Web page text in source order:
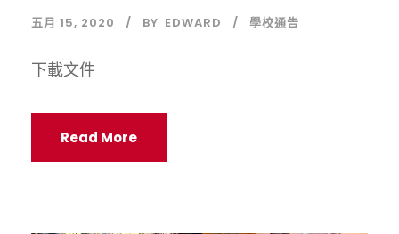
五月 15, 2020 BY EDWARD 學校通告
下載文件
Read More